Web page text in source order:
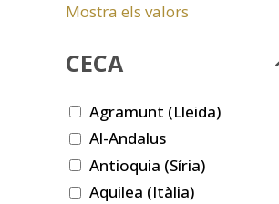
Mostra els valors
CECA
Agramunt (Lleida)
Al-Andalus
Antioquia (Síria)
Aquilea (Itàlia)